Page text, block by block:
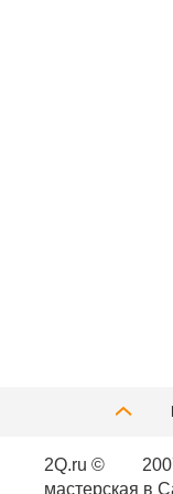
2Q.ru ©
мастерская в